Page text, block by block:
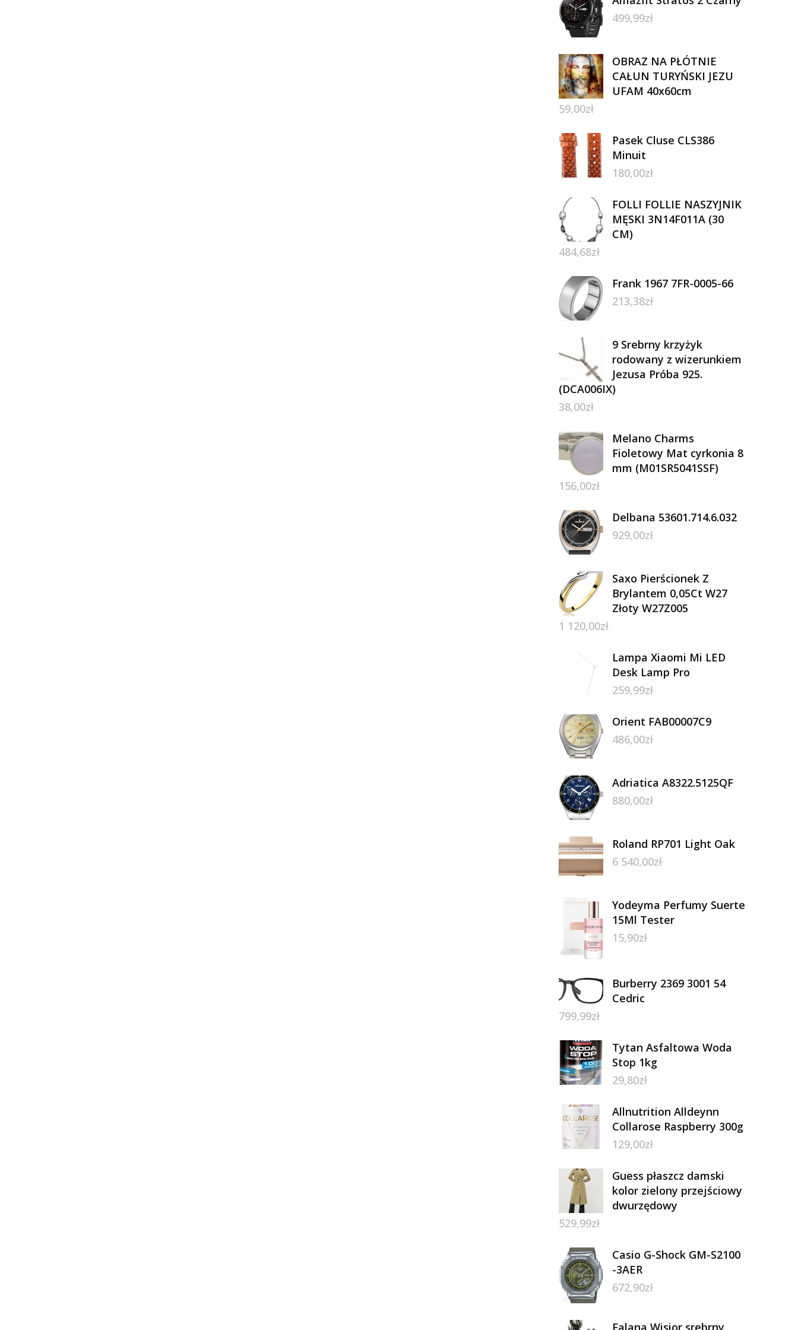
499,99zł
OBRAZ NA PŁÓTNIE
CAŁUN TURYŃSKI JEZU
UFAM 40x60cm
59,00zł
Pasek Cluse CLS386
Minuit
180,00zł
FOLLI FOLLIE NASZYJNIK
MĘSKI 3N14F011A (30
CM)
484,68zł
Frank 1967 7FR-0005-66
213,38zł
9 Srebrny krzyżyk
rodowany z wizerunkiem
Jezusa Próba 925.
(DCA006IX)
38,00zł
Melano Charms
Fioletowy Mat cyrkonia 8
mm (M01SR5041SSF)
156,00zł
Delbana 53601.714.6.032
929,00zł
Saxo Pierścionek Z
Brylantem 0,05Ct W27
Złoty W27Z005
1 120,00zł
Lampa Xiaomi Mi LED
Desk Lamp Pro
259,99zł
Orient FAB00007C9
486,00zł
Adriatica A8322.5125QF
880,00zł
Roland RP701 Light Oak
6 540,00zł
Yodeyma Perfumy Suerte
15Ml Tester
15,90zł
Burberry 2369 3001 54
Cedric
799,99zł
Tytan Asfaltowa Woda
Stop 1kg
29,80zł
Allnutrition Alldeynn
Collarose Raspberry 300g
129,00zł
Guess płaszcz damski
kolor zielony przejściowy
dwurzędowy
529,99zł
Casio G-Shock GM-S2100
-3AER
672,90zł
Falana Wisior srebrny